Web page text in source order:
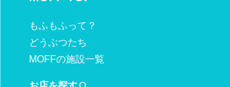
もふもふって？
どうぶつたち
MOFFの施設一覧